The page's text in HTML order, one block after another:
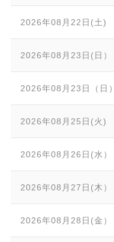
2026年08月22日(土)
2026年08月23日(日）
2026年08月23日（日）
2026年08月25日(火)
2026年08月26日(水）
2026年08月27日(木）
2026年08月28日(金）